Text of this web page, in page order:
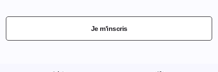
Je m'inscris